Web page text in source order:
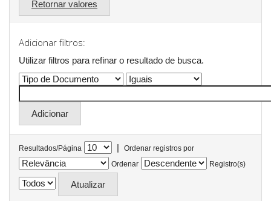
Retornar valores
Adicionar filtros:
Utilizar filtros para refinar o resultado de busca.
Resultados/Página |
Ordenar registros por
Ordenar
Registro(s)